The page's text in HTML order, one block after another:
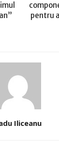
pentru
Iliceanu